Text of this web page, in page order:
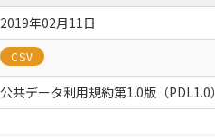
2019年02月11日
CSV
公共データ利用規約第1.0版（PDL1.0）